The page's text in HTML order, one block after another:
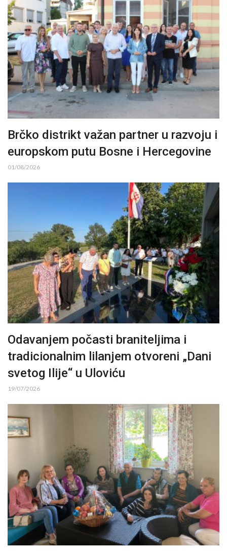
Brčko distrikt važan partner u razvoju i
europskom putu Bosne i Hercegovine
01/08/2026
Odavanjem počasti braniteljima i
tradicionalnim lilanjem otvoreni „Dani
svetog Ilije“ u Uloviću
19/07/2026